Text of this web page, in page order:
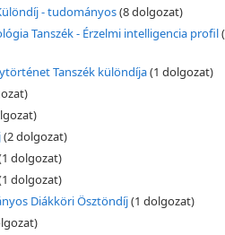
- tudományos(8 dolgozat)
Tanszék - Érzelmi intelligencia profil
Tanszék különdíja(1 dolgozat)
(2 dolgozat)
dolgozat)
dolgozat)
Diákköri Ösztöndíj(1 dolgozat)